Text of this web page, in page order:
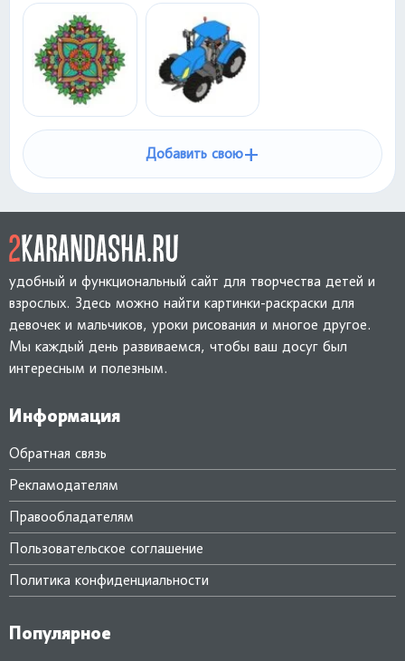
Добавить свою+
удобный и функциональный сайт для творчества детей и
взрослых. Здесь можно найти картинки-раскраски для
девочек и мальчиков, уроки рисования и многое другое.
Мы каждый день развиваемся, чтобы ваш досуг был
интересным и полезным.
Информация
Обратная связь
Рекламодателям
Правообладателям
Пользовательское соглашение
Политика конфиденциальности
Популярное